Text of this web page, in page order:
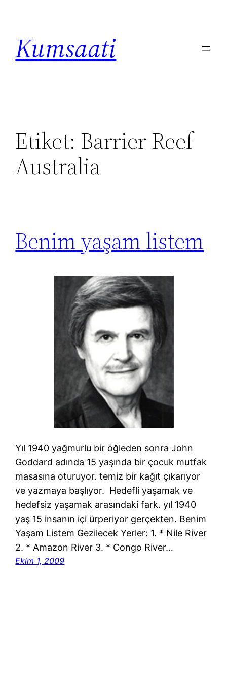
Kumsaati
Etiket: Barrier Reef
Australia
Benim yaşam listem
Yıl 1940 yağmurlu bir öğleden sonra John
Goddard adında 15 yaşında bir çocuk mutfak
masasına oturuyor. temiz bir kağıt çıkarıyor
ve yazmaya başlıyor. Hedefli yaşamak ve
hedefsiz yaşamak arasındaki fark. yıl 1940
yaş 15 insanın içi ürperiyor gerçekten. Benim
Yaşam Listem Gezilecek Yerler: 1. * Nile River
2. * Amazon River 3. * Congo River…
Ekim 1, 2009